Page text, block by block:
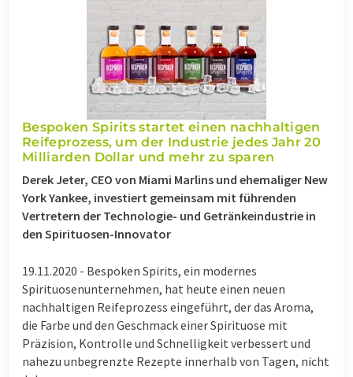
Bespoken Spirits startet einen nachhaltigen
Reifeprozess, um der Industrie jedes Jahr 20
Milliarden Dollar und mehr zu sparen
Derek Jeter, CEO von Miami Marlins und ehemaliger New
York Yankee, investiert gemeinsam mit führenden
Vertretern der Technologie- und Getränkeindustrie in
den Spirituosen-Innovator
19.11.2020 - Bespoken Spirits, ein modernes
Spirituosenunternehmen, hat heute einen neuen
nachhaltigen Reifeprozess eingeführt, der das Aroma,
die Farbe und den Geschmack einer Spirituose mit
Präzision, Kontrolle und Schnelligkeit verbessert und
nahezu unbegrenzte Rezepte innerhalb von Tagen, nicht